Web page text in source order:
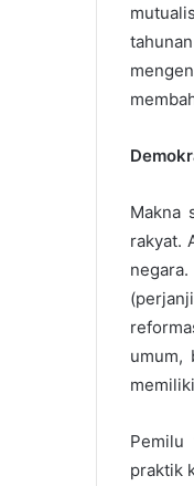
Makna
rakyat.
umum,
Pemilu
praktik